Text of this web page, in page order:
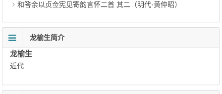
和答余以贞佥宪见寄韵言怀二首 其二（明代·黄仲昭）
龙榆生简介
龙榆生
近代